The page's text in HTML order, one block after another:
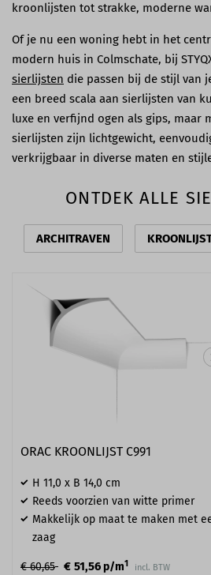
kroonlijsten tot strakke, moderne
Of je nu een woning hebt in het
modern huis in Colmschate, bij
sierlijsten die passen bij de stijl van
een breed scala aan sierlijsten van
luxe en verfijnd ogen als gips, maar
sierlijsten zijn lichtgewicht,
verkrijgbaar in diverse maten en
ONTDEK ALLE
ARCHITRAVEN
ORAC KROONLIJST C991
H 11,0 x B 14,0 cm
Reeds voorzien van witte primer
Makkelijk op maat te maken met
zaag
€ 60,65 € 51,56p/m1
incl. BTW